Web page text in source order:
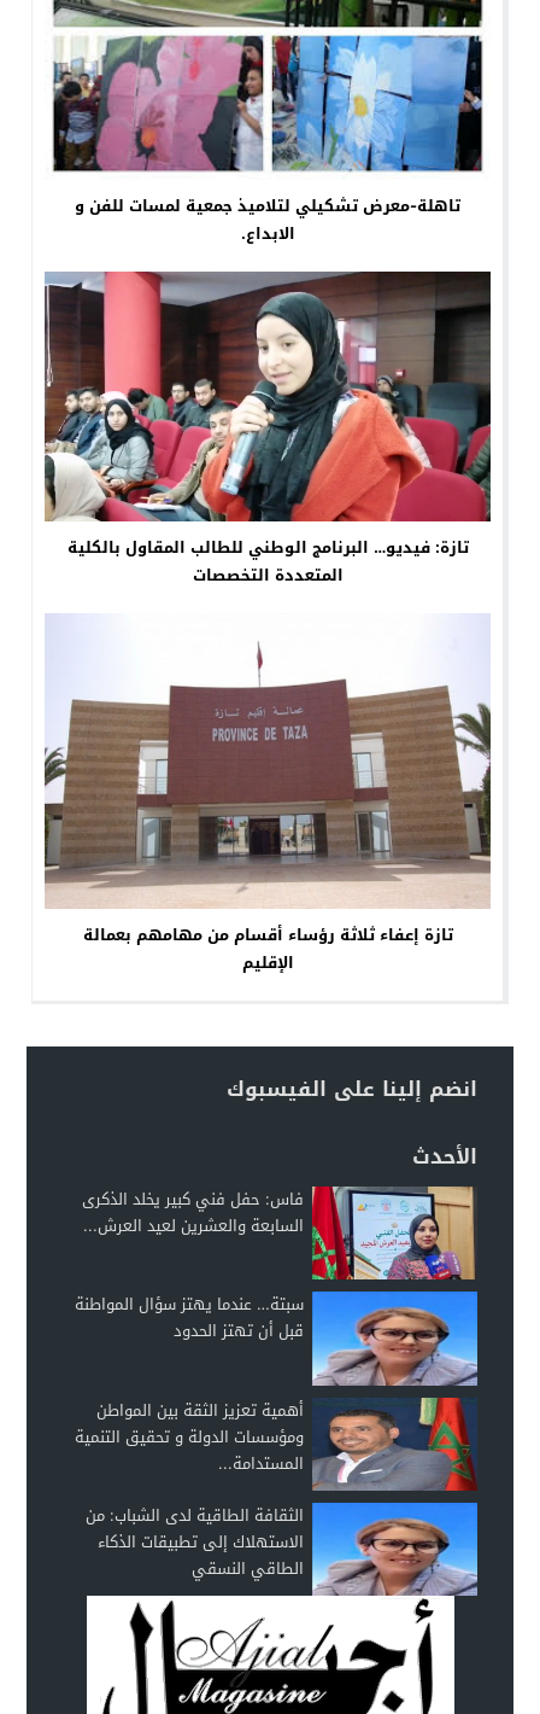
تاهلة-معرض تشكيلي لتلاميذ جمعية لمسات للفن و
الابداع.
تازة: فيديو… البرنامج الوطني للطالب المقاول بالكلية
المتعددة التخصصات
تازة إعفاء ثلاثة رؤساء أقسام من مهامهم بعمالة
الإقليم
انضم إلينا على الفيسبوك
الأحدث
فاس: حفل فني كبير يخلد الذكرى
السابعة والعشرين لعيد العرش...
سبتة… عندما يهتز سؤال المواطنة
قبل أن تهتز الحدود
أهمية تعزيز الثقة بين المواطن
ومؤسسات الدولة و تحقيق التنمية
المستدامة...
الثقافة الطاقية لدى الشباب: من
الاستهلاك إلى تطبيقات الذكاء
الطاقي النسقي